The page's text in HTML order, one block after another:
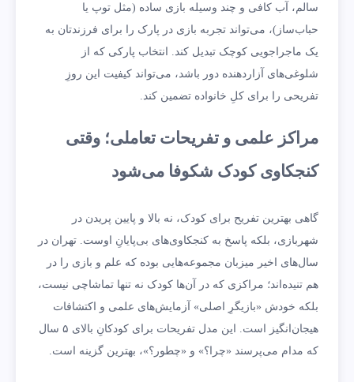
سالم، آب کافی و چند وسیله بازی ساده (مثل توپ یا
حباب‌ساز)، می‌تواند تجربه بازی در پارک را برای فرزندتان به
یک ماجراجویی کوچک تبدیل کند. انتخاب پارکی که از
شلوغی‌های آزاردهنده دور باشد، می‌تواند کیفیت این روزِ
تفریحی را برای کلِ خانواده تضمین کند.
مراکز علمی و تفریحات تعاملی؛ وقتی
کنجکاوی کودک شکوفا می‌شود
گاهی بهترین تفریح برای کودک، نه بالا و پایین پریدن در
شهربازی، بلکه پاسخ به کنجکاوی‌های بی‌پایانِ اوست. تهران در
سال‌های اخیر میزبان مجموعه‌هایی بوده که علم و بازی را در
هم تنیده‌اند؛ مراکزی که در آن‌ها کودک نه تنها تماشاچی نیست،
بلکه خودش «بازیگرِ اصلی» آزمایش‌های علمی و اکتشافات
هیجان‌انگیز است. این مدل تفریحات برای کودکانِ بالای ۵ سال
که مدام می‌پرسند «چرا؟» و «چطور؟»، بهترین گزینه است.